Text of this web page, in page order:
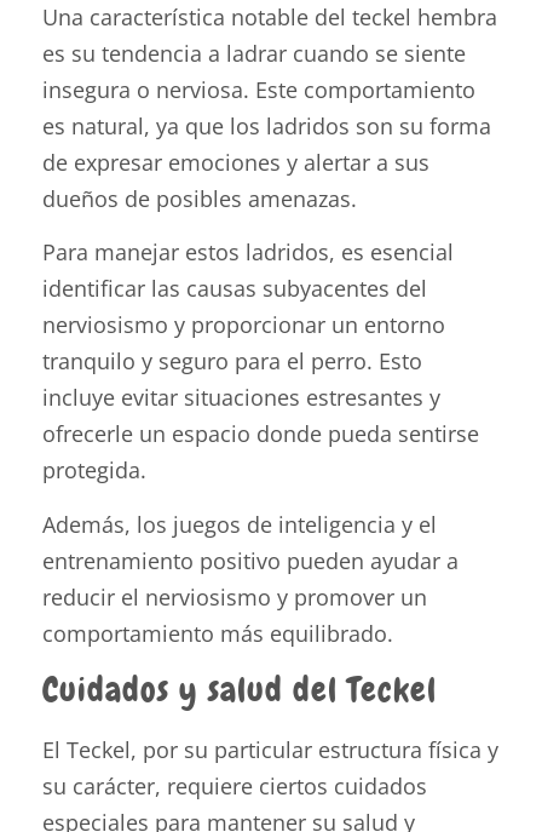
Una característica notable del teckel hembra
es su tendencia a ladrar cuando se siente
insegura o nerviosa. Este comportamiento
es natural, ya que los ladridos son su forma
de expresar emociones y alertar a sus
dueños de posibles amenazas.
Para manejar estos ladridos, es esencial
identificar las causas subyacentes del
nerviosismo y proporcionar un entorno
tranquilo y seguro para el perro. Esto
incluye evitar situaciones estresantes y
ofrecerle un espacio donde pueda sentirse
protegida.
Además, los juegos de inteligencia y el
entrenamiento positivo pueden ayudar a
reducir el nerviosismo y promover un
comportamiento más equilibrado.
Cuidados y salud del Teckel
El Teckel, por su particular estructura física y
su carácter, requiere ciertos cuidados
especiales para mantener su salud y